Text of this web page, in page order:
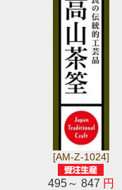
[AM-Z-1024]
495～ 847 円